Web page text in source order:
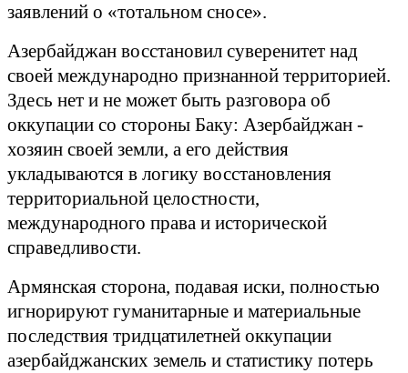
заявлений о «тотальном сносе».
Азербайджан восстановил суверенитет над
своей международно признанной территорией.
Здесь нет и не может быть разговора об
оккупации со стороны Баку: Азербайджан -
хозяин своей земли, а его действия
укладываются в логику восстановления
территориальной целостности,
международного права и исторической
справедливости.
Армянская сторона, подавая иски, полностью
игнорируют гуманитарные и материальные
последствия тридцатилетней оккупации
азербайджанских земель и статистику потерь